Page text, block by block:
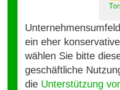
ein eher
wählen Sie bitte
geschäftliche
die Unterstützung